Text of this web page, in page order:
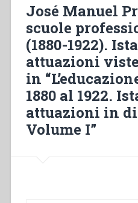
José Manuel
scuole
(1880-1922).
attuazioni
in
1880 al 1922.
attuazioni in
Volume I”